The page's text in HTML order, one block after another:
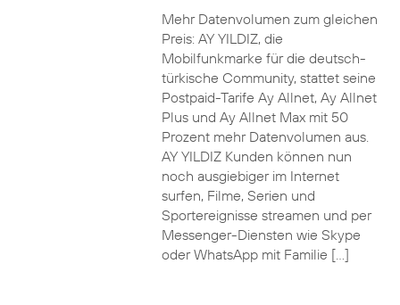
Mehr Datenvolumen zum gleichen
Preis: AY YILDIZ, die
Mobilfunkmarke für die deutsch-
türkische Community, stattet seine
Postpaid-Tarife Ay Allnet, Ay Allnet
Plus und Ay Allnet Max mit 50
Prozent mehr Datenvolumen aus.
AY YILDIZ Kunden können nun
noch ausgiebiger im Internet
surfen, Filme, Serien und
Sportereignisse streamen und per
Messenger-Diensten wie Skype
oder WhatsApp mit Familie […]